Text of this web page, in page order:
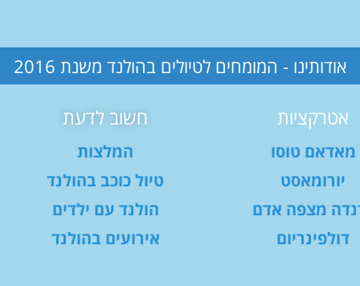
אודותינו - המומחים לטיולים בהולנד משנת 2016
אטרקציות
מאדאם טוסו
יורומאסט
מצפה אדם
דולפינריום
חשוב לדעת
המלצות
טיול כוכב בהולנד
הולנד עם ילדים
אירועים בהולנד